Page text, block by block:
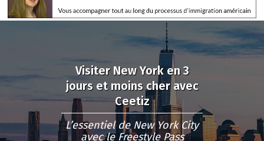
Visiter New York en 3
jours et moins cher avec
Ceetiz
L’essentiel de New York City
avec le Freestyle Pass